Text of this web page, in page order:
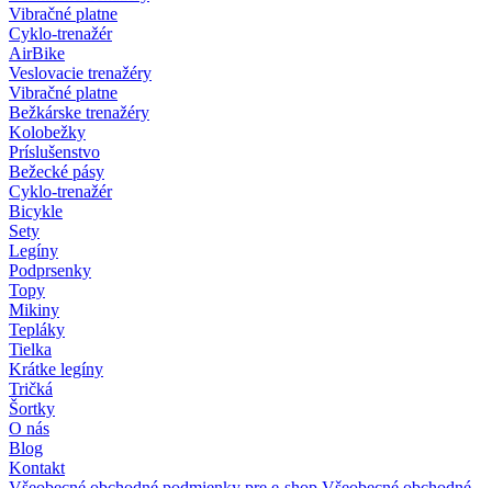
Vibračné platne
Cyklo-trenažér
AirBike
Veslovacie trenažéry
Vibračné platne
Bežkárske trenažéry
Kolobežky
Príslušenstvo
Bežecké pásy
Cyklo-trenažér
Bicykle
Sety
Legíny
Podprsenky
Topy
Mikiny
Tepláky
Tielka
Krátke legíny
Tričká
Šortky
O nás
Blog
Kontakt